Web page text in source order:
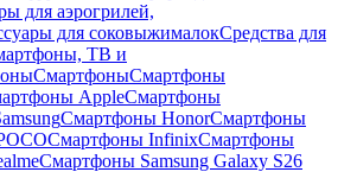
для аэрогрилей,
для соковыжималокСредства для
ТВ и
СмартфоныСмартфоны
AppleСмартфоны
Смартфоны HonorСмартфоны
Смартфоны InfinixСмартфоны
Смартфоны Samsung Galaxy S26